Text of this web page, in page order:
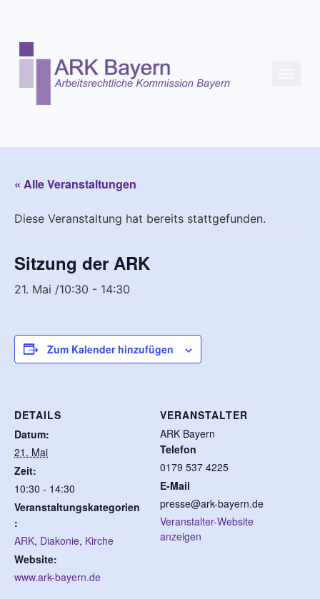
« Alle Veranstaltungen
Diese Veranstaltung hat bereits stattgefunden.
Sitzung der ARK
21. Mai /10:30 - 14:30
Zum Kalender hinzufügen
DETAILS
Datum:
21. Mai
Zeit:
10:30 - 14:30
Veranstaltungskategorien
:
ARK, Diakonie, Kirche
Website:
www.ark-bayern.de
VERANSTALTER
ARK Bayern
Telefon
0179 537 4225
E-Mail
presse@ark-bayern.de
Veranstalter-Website
anzeigen